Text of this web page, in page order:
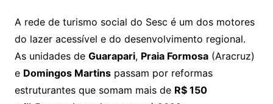
A rede de turismo social do Sesc é um dos motores
do lazer acessível e do desenvolvimento regional.
As unidades de Guarapari, Praia Formosa(Aracruz)
e Domingos Martinspassam por reformas
estruturantes que somam mais de R$ 150